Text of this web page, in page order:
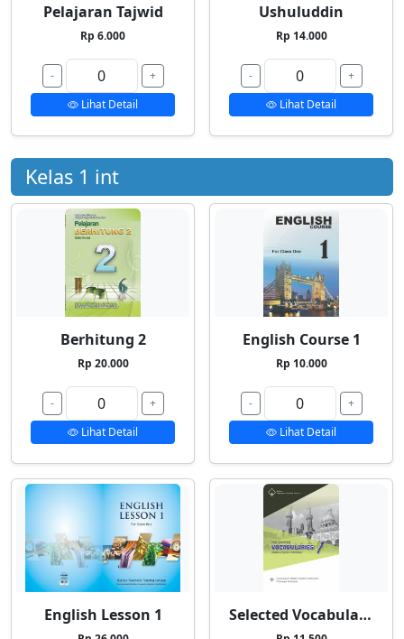
Pelajaran Tajwid
Rp 6.000
-
+
Lihat Detail
Ushuluddin
Rp 14.000
-
+
Lihat Detail
Kelas 1 int
Berhitung 2
Rp 20.000
-
+
Lihat Detail
English Course 1
Rp 10.000
-
+
Lihat Detail
English Lesson 1 Selected Vocabularies 1